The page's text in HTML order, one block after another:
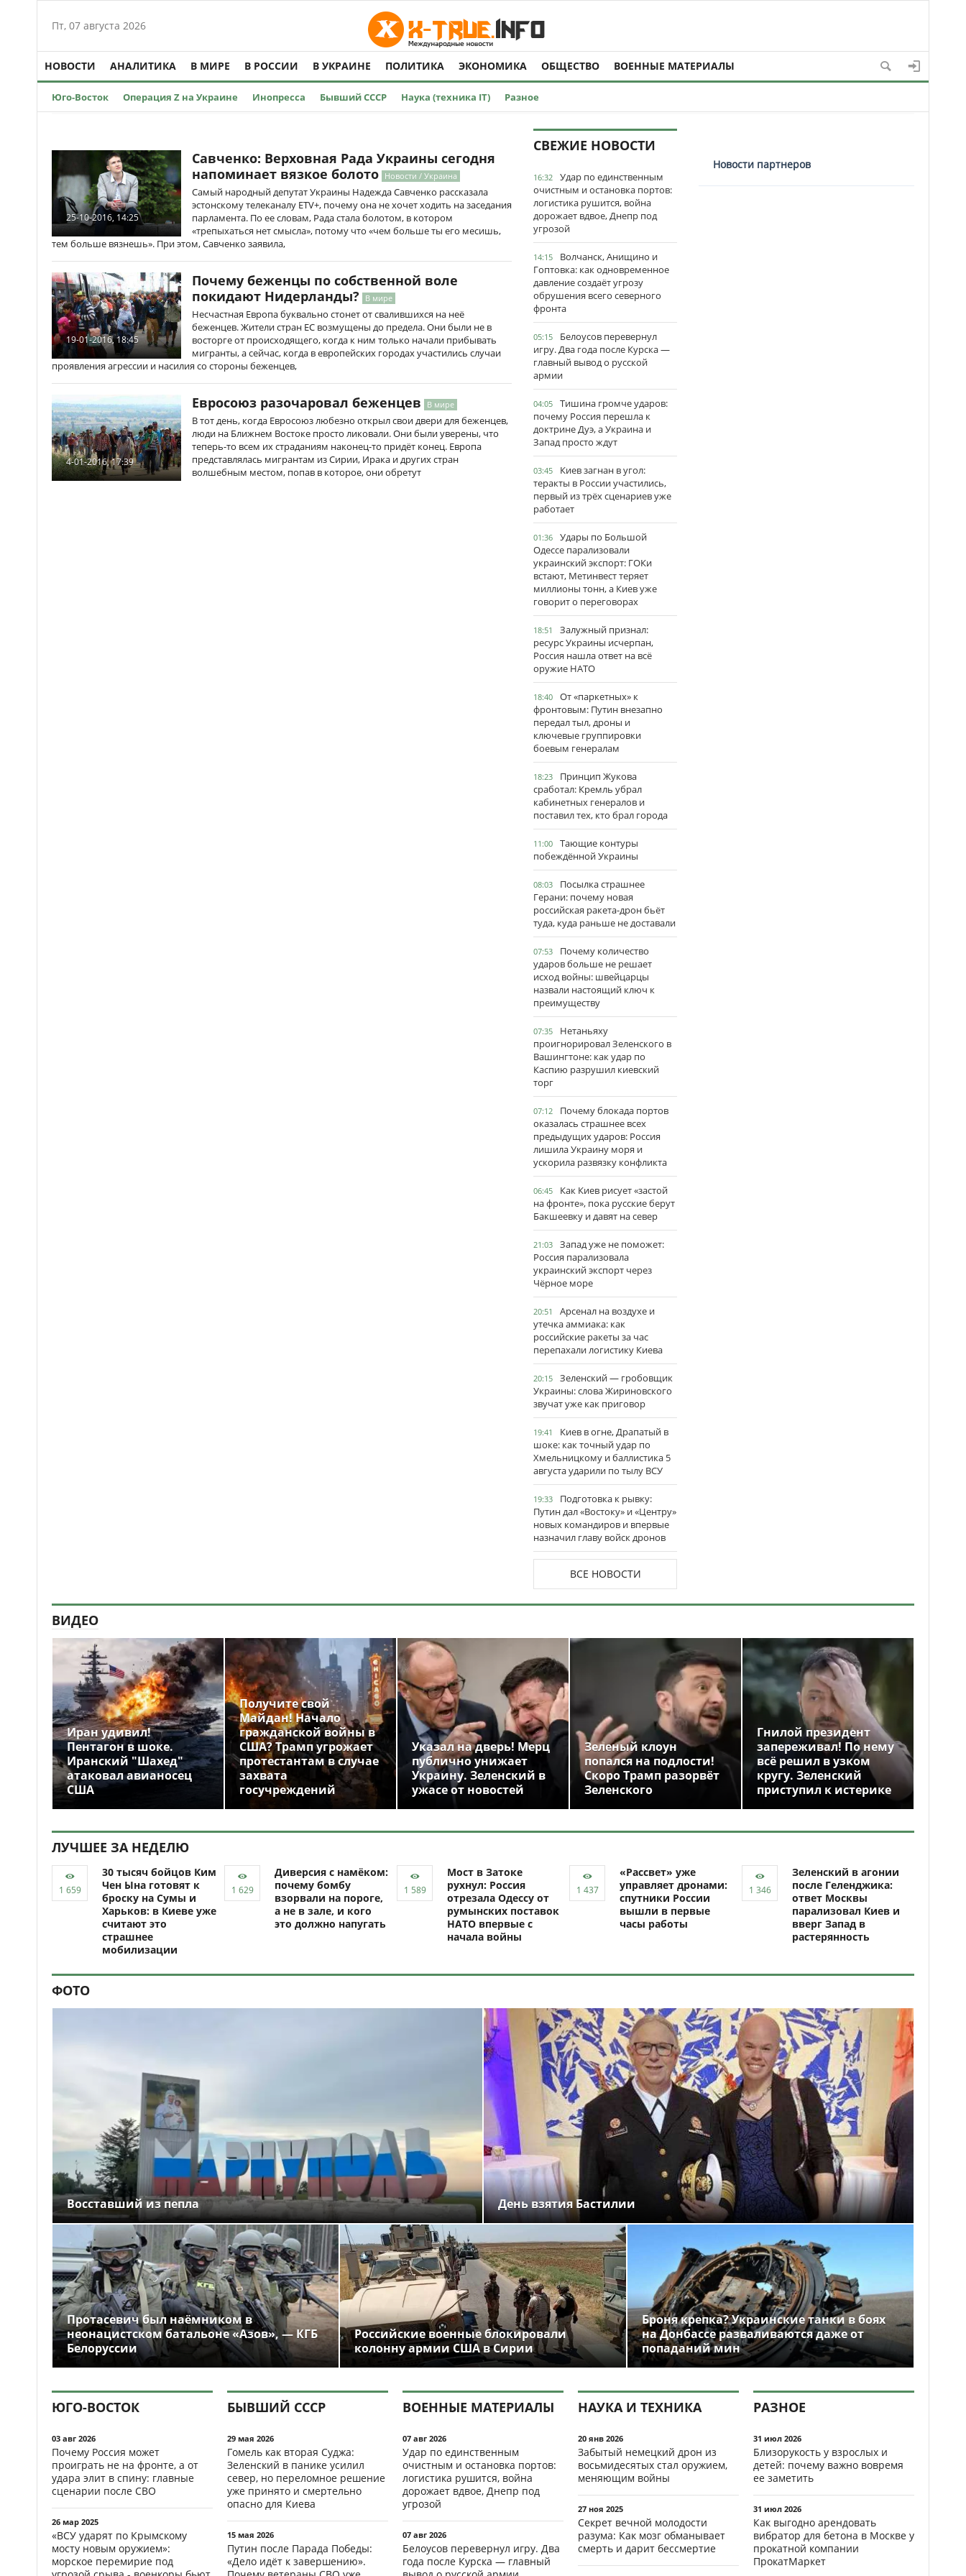
Пт, 07 августа 2026
НОВОСТИ АНАЛИТИКА В МИРЕ В РОССИИ В УКРАИНЕ ПОЛИТИКА ЭКОНОМИКА ОБЩЕСТВО ВОЕННЫЕ МАТЕРИАЛЫ
Юго-Восток Операция Z на Украине Инопресса Бывший СССР Наука (техника IT) Разное
25-10-2016, 14:25
Савченко: Верховная Рада Украины сегодня
напоминает вязкое болото Новости / Украина
Самый народный депутат Украины Надежда Савченко рассказала
эстонскому телеканалу ETV+, почему она не хочет ходить на заседания
парламента. По ее словам, Рада стала болотом, в котором
«трепыхаться нет смысла», потому что «чем больше ты его месишь,
тем больше вязнешь». При этом, Савченко заявила,
19-01-2016, 18:45
Почему беженцы по собственной воле
покидают Нидерланды?
В мире
Несчастная Европа буквально стонет от свалившихся на неё
беженцев. Жители стран ЕС возмущены до предела. Они были не в
восторге от происходящего, когда к ним только начали прибывать
мигранты, а сейчас, когда в европейских городах участились случаи
проявления агрессии и насилия со стороны беженцев,
4-01-2016, 17:39
Евросоюз разочаровал беженцев В мире
В тот день, когда Евросоюз любезно открыл свои двери для беженцев,
люди на Ближнем Востоке просто ликовали. Они были уверены, что
теперь-то всем их страданиям наконец-то придёт конец. Европа
представлялась мигрантам из Сирии, Ирака и других стран
волшебным местом, попав в которое, они обретут
СВЕЖИЕ НОВОСТИ
16:32
Удар по единственным
очистным и остановка портов:
логистика рушится, война
дорожает вдвое, Днепр под
угрозой
14:15
Волчанск, Анищино и
Гоптовка: как одновременное
давление создаёт угрозу
обрушения всего северного
фронта
05:15
Белоусов перевернул
игру. Два года после Курска —
главный вывод о русской
армии
04:05
Тишина громче ударов:
почему Россия перешла к
доктрине Дуэ, а Украина и
Запад просто ждут
03:45
Киев загнан в угол:
теракты в России участились,
первый из трёх сценариев уже
работает
01:36
Удары по Большой
Одессе парализовали
украинский экспорт: ГОКи
встают, Метинвест теряет
миллионы тонн, а Киев уже
говорит о переговорах
18:51
Залужный признал:
ресурс Украины исчерпан,
Россия нашла ответ на всё
оружие НАТО
18:40
От «паркетных» к
фронтовым: Путин внезапно
передал тыл, дроны и
ключевые группировки
боевым генералам
18:23
Принцип Жукова
сработал: Кремль убрал
кабинетных генералов и
поставил тех, кто брал города
11:00
Тающие контуры
побеждённой Украины
08:03
Посылка страшнее
Герани: почему новая
российская ракета-дрон бьёт
туда, куда раньше не доставали
07:53
Почему количество
ударов больше не решает
исход войны: швейцарцы
назвали настоящий ключ к
преимуществу
07:35
Нетаньяху
проигнорировал Зеленского в
Вашингтоне: как удар по
Каспию разрушил киевский
торг
07:12
Почему блокада портов
оказалась страшнее всех
предыдущих ударов: Россия
лишила Украину моря и
ускорила развязку конфликта
06:45
Как Киев рисует «застой
на фронте», пока русские берут
Бакшеевку и давят на север
21:03
Запад уже не поможет:
Россия парализовала
украинский экспорт через
Чёрное море
20:51
Арсенал на воздухе и
утечка аммиака: как
российские ракеты за час
перепахали логистику Киева
20:15
Зеленский — гробовщик
Украины: слова Жириновского
звучат уже как приговор
19:41
Киев в огне, Драпатый в
шоке: как точный удар по
Хмельницкому и баллистика 5
августа ударили по тылу ВСУ
19:33
Подготовка к рывку:
Путин дал «Востоку» и «Центру»
новых командиров и впервые
назначил главу войск дронов
ВСЕ НОВОСТИ
Новости партнеров
ВИДЕО
Иран удивил!
Пентагон в шоке.
Иранский "Шахед"
атаковал авианосец
США
Получите свой
Майдан! Начало
гражданской войны в
США? Трамп угрожает
протестантам в случае
захвата
госучреждений
Указал на дверь! Мерц
публично унижает
Украину. Зеленский в
ужасе от новостей
Зеленый клоун
попался на подлости!
Скоро Трамп разорвёт
Зеленского
Гнилой президент
запереживал! По нему
всё решил в узком
кругу. Зеленский
приступил к истерике
ЛУЧШЕЕ ЗА НЕДЕЛЮ
30 тысяч бойцов Ким
Чен Ына готовят к
броску на Сумы и
Харьков: в Киеве уже
считают это
страшнее
мобилизации
Диверсия с намёком:
почему бомбу
взорвали на пороге,
а не в зале, и кого
это должно напугать
Мост в Затоке
рухнул: Россия
отрезала Одессу от
румынских поставок
НАТО впервые с
начала войны
«Рассвет» уже
управляет дронами:
спутники России
вышли в первые
часы работы
Зеленский в агонии
после Геленджика:
ответ Москвы
парализовал Киев и
вверг Запад в
растерянность
ФОТО
Восставший из пепла День взятия Бастилии
Протасевич был наёмником в
неонацистском батальоне «Азов», — КГБ
Белоруссии
Российские военные блокировали
колонну армии США в Сирии
Броня крепка? Украинские танки в боях
на Донбассе разваливаются даже от
попаданий мин
ЮГО-ВОСТОК
03 авг 2026
Почему Россия может
проиграть не на фронте, а от
удара элит в спину: главные
сценарии после СВО
26 мар 2025
«ВСУ ударят по Крымскому
мосту новым оружием»:
морское перемирие под
БЫВШИЙ СССР
29 мая 2026
Гомель как вторая Суджа:
Зеленский в панике усилил
север, но переломное решение
уже принято и смертельно
опасно для Киева
15 мая 2026
Путин после Парада Победы:
«Дело идёт к завершению».
ВОЕННЫЕ МАТЕРИАЛЫ
07 авг 2026
Удар по единственным
очистным и остановка портов:
логистика рушится, война
дорожает вдвое, Днепр под
угрозой
07 авг 2026
Белоусов перевернул игру. Два
года после Курска — главный
НАУКА И ТЕХНИКА
20 янв 2026
Забытый немецкий дрон из
восьмидесятых стал оружием,
меняющим войны
27 ноя 2025
Секрет вечной молодости
разума: Как мозг обманывает
смерть и дарит бессмертие
РАЗНОЕ
31 июл 2026
Близорукость у взрослых и
детей: почему важно вовремя
ее заметить
31 июл 2026
Как выгодно арендовать
вибратор для бетона в Москве у
прокатной компании
ПрокатМаркет